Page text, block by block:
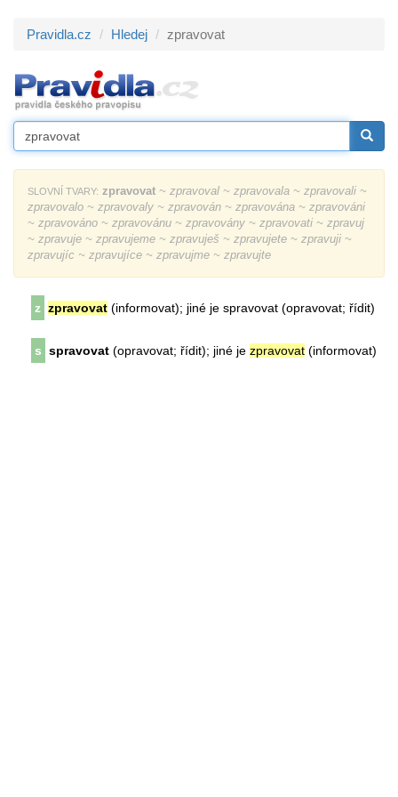
Pravidla.cz Hledej zpravovat
SLOVNÍ TVARY: zpravovat ~ zpravoval ~ zpravovala ~ zpravovali ~
zpravovalo ~ zpravovaly ~ zpravován ~ zpravována ~ zpravováni
~ zpravováno ~ zpravovánu ~ zpravovány ~ zpravovati ~ zpravuj
~ zpravuje ~ zpravujeme ~ zpravuješ ~ zpravujete ~ zpravuji ~
zpravujíc ~ zpravujíce ~ zpravujme ~ zpravujte
z zpravovat (informovat); jiné je spravovat (opravovat; řídit)
s spravovat (opravovat; řídit); jiné je zpravovat (informovat)